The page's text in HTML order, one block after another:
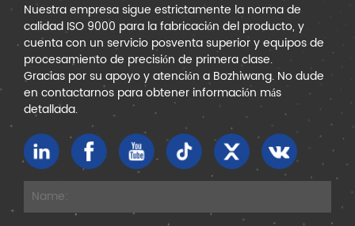
Nuestra empresa sigue estrictamente la norma de
calidad ISO 9000 para la fabricación del producto, y
cuenta con un servicio posventa superior y equipos de
procesamiento de precisión de primera clase.
Gracias por su apoyo y atención a Bozhiwang. No dude
en contactarnos para obtener información más
detallada.